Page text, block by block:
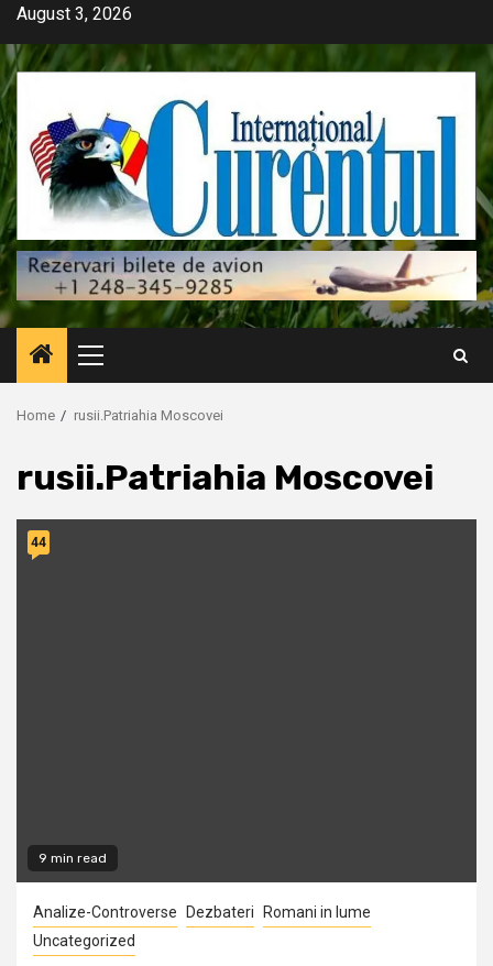
Skip
content
August 3, 2026
Primary
Menu
Home rusii.Patriahia Moscovei
rusii.Patriahia Moscovei
9 min read
44
Analize-Controverse Dezbateri
Romani in lume
Uncategorized